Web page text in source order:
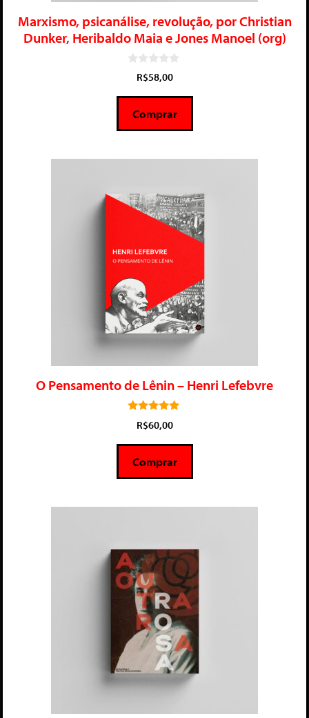
Marxismo, psicanálise, revolução, por Christian
Dunker, Heribaldo Maia e Jones Manoel (org)
5
R$58,00
Comprar
O Pensamento de Lênin – Henri Lefebvre
5.00
de 5
R$60,00
Comprar